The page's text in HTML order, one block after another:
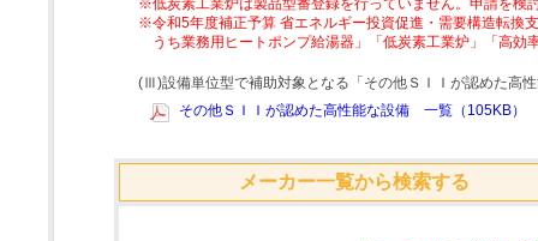
※低炭素工業炉は製品型番登録を行っていません。申請を検
※令和5年度補正予算 省エネルギー投資促進・需要構造転換
うち業務用ヒートポンプ給湯器」「低炭素工業炉」「高
(Ⅲ)設備単位型で補助対象となる「その他ＳＩＩが認めた高
その他ＳＩＩが認めた高性能な設備 一覧（105KB）
メーカー一覧から検索する